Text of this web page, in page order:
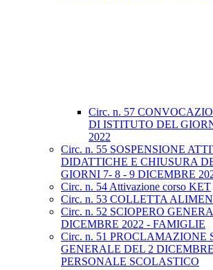
Circ. n. 57
DI ISTITUTO DEL
2022
Circ. n. 55 SOSPENSIONE
DIDATTICHE E CHIUSURA
GIORNI 7- 8 - 9 DICEMBRE
Circ. n. 54 Attivazione corso KET
Circ. n. 53 COLLETTA
Circ. n. 52 SCIOPERO
DICEMBRE 2022 - FAMIGLIE
Circ. n. 51 PROCLAMAZIONE
GENERALE DEL 2
PERSONALE SCOLASTICO